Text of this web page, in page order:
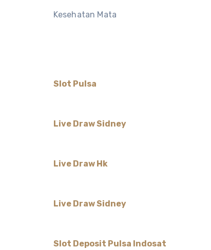
Kesehatan Mata
Slot Pulsa
Live Draw Sidney
Live Draw Hk
Live Draw Sidney
Slot Deposit Pulsa Indosat